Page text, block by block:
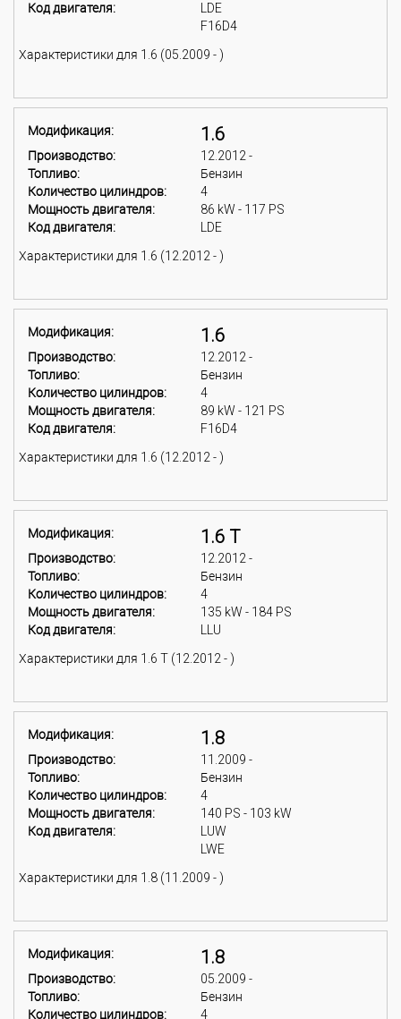
Код двигателя:
LDE
F16D4
Характеристики для 1.6 (05.2009 - )
Модификация: 1.6
Производство:
12.2012 -
Топливо:
Бензин
Количество цилиндров:
4
Мощность двигателя:
86 kW - 117 PS
Код двигателя:
LDE
Характеристики для 1.6 (12.2012 - )
Модификация: 1.6
Производство:
12.2012 -
Топливо:
Бензин
Количество цилиндров:
4
Мощность двигателя:
89 kW - 121 PS
Код двигателя:
F16D4
Характеристики для 1.6 (12.2012 - )
Модификация: 1.6 T
Производство:
12.2012 -
Топливо:
Бензин
Количество цилиндров:
4
Мощность двигателя:
135 kW - 184 PS
Код двигателя:
LLU
Характеристики для 1.6 T (12.2012 - )
Модификация: 1.8
Производство:
11.2009 -
Топливо:
Бензин
Количество цилиндров:
4
Мощность двигателя:
140 PS - 103 kW
Код двигателя:
LUW
LWE
Характеристики для 1.8 (11.2009 - )
Модификация: 1.8
Производство:
05.2009 -
Топливо:
Бензин
Количество цилиндров:
4